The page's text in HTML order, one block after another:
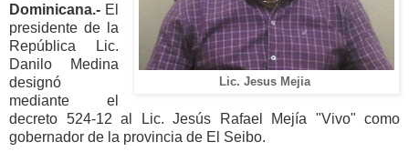
Lic. Jesus Mejia
Dominicana.- El
presidente de la
República Lic.
Danilo Medina
designó
mediante el
decreto 524-12 al Lic. Jesús Rafael Mejía "Vivo" como
gobernador de la provincia de El Seibo.